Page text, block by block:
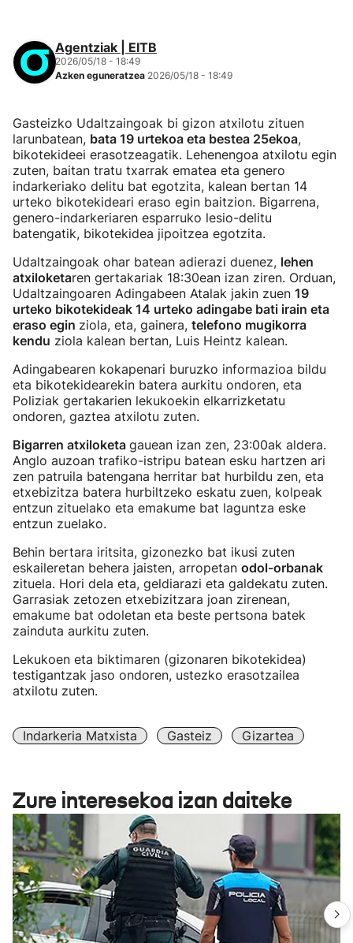
Agentziak | EITB
2026/05/18 - 18:49
Azken eguneratzea 2026/05/18 - 18:49
Gasteizko Udaltzaingoak bi gizon atxilotu zituen
larunbatean, bata 19 urtekoa eta bestea 25ekoa,
bikotekideei erasotzeagatik. Lehenengoa atxilotu egin
zuten, baitan tratu txarrak ematea eta genero
indarkeriako delitu bat egotzita, kalean bertan 14
urteko bikotekideari eraso egin baitzion. Bigarrena,
genero-indarkeriaren esparruko lesio-delitu
batengatik, bikotekidea jipoitzea egotzita.
Udaltzaingoak ohar batean adierazi duenez, lehen
atxiloketaren gertakariak 18:30ean izan ziren. Orduan,
Udaltzaingoaren Adingabeen Atalak jakin zuen 19
urteko bikotekideak 14 urteko adingabe bati irain eta
eraso egin ziola, eta, gainera, telefono mugikorra
kendu ziola kalean bertan, Luis Heintz kalean.
Adingabearen kokapenari buruzko informazioa bildu
eta bikotekidearekin batera aurkitu ondoren, eta
Poliziak gertakarien lekukoekin elkarrizketatu
ondoren, gaztea atxilotu zuten.
Bigarren atxiloketa gauean izan zen, 23:00ak aldera.
Anglo auzoan trafiko-istripu batean esku hartzen ari
zen patruila batengana herritar bat hurbildu zen, eta
etxebizitza batera hurbiltzeko eskatu zuen, kolpeak
entzun zituelako eta emakume bat laguntza eske
entzun zuelako.
Behin bertara iritsita, gizonezko bat ikusi zuten
eskaileretan behera jaisten, arropetan odol-orbanak
zituela. Hori dela eta, geldiarazi eta galdekatu zuten.
Garrasiak zetozen etxebizitzara joan zirenean,
emakume bat odoletan eta beste pertsona batek
zainduta aurkitu zuten.
Lekukoen eta biktimaren (gizonaren bikotekidea)
testigantzak jaso ondoren, ustezko erasotzailea
atxilotu zuten.
Indarkeria Matxista Gasteiz Gizartea
Zure interesekoa izan daiteke